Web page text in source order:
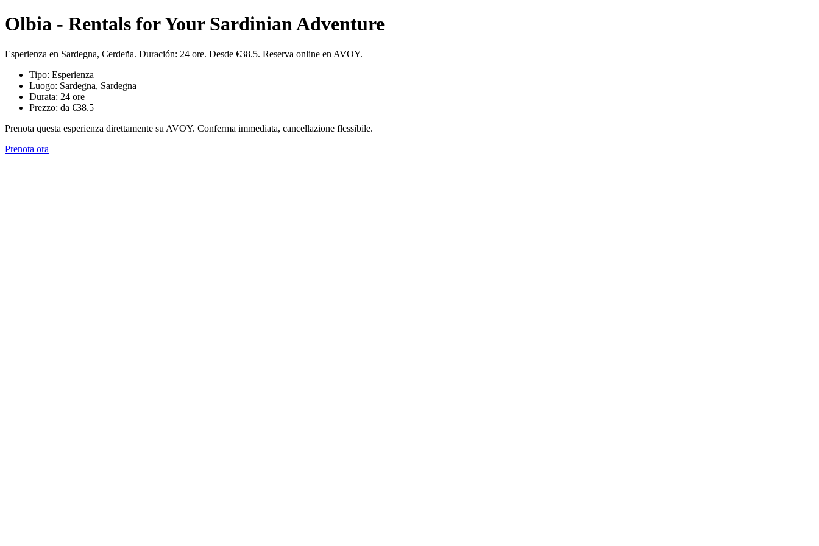
Olbia - Rentals for Your Sardinian Adventure
Esperienza en Sardegna, Cerdeña. Duración: 24 ore. Desde €38.5. Reserva online en AVOY.
Tipo: Esperienza
Luogo: Sardegna, Sardegna
Durata: 24 ore
Prezzo: da €38.5
Prenota questa esperienza direttamente su AVOY. Conferma immediata, cancellazione flessibile.
Prenota ora